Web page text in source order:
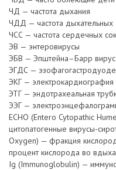
ЧД — частота дыхания
ЧДД — частота дыхательных
ЧСС — частота сердечных
ЭВ — энтеровирусы
ЭБВ — Эпштейна–Барр вирус
ЭГДС —
ЭКГ — электрокардиография
ЭТГ — эндотрахеальная
ЭЭГ —
ЕСНО (Entero Cytopathic
цитопатогенные вирусы-
Oxygen) — фракция
процент кислорода во
Ig (Immunoglobulin) —